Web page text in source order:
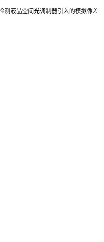
测液晶空间光调制器引入的模拟像差